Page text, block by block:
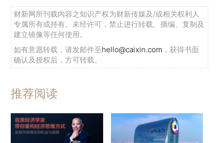
财新网所刊载内容之知识产权为财新传媒及/或相关权利人
专属所有或持有。未经许可，禁止进行转载、摘编、复制及
建立镜像等任何使用。
如有意愿转载，请发邮件至hello@caixin.com ，获得书面
确认及授权后，方可转载。
推荐阅读